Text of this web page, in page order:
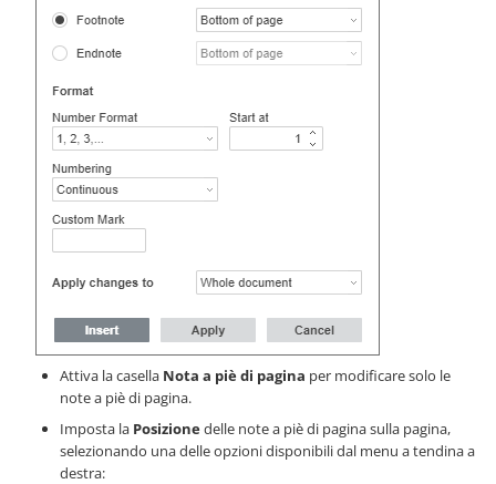
Attiva la casella Nota a piè di pagina per modificare solo le
note a piè di pagina.
Imposta la Posizionedelle note a piè di pagina sulla pagina,
selezionando una delle opzioni disponibili dal menu a tendina a
destra: